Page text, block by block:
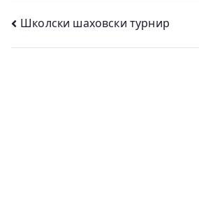
Кретање
чланка
Школски шаховски турнир